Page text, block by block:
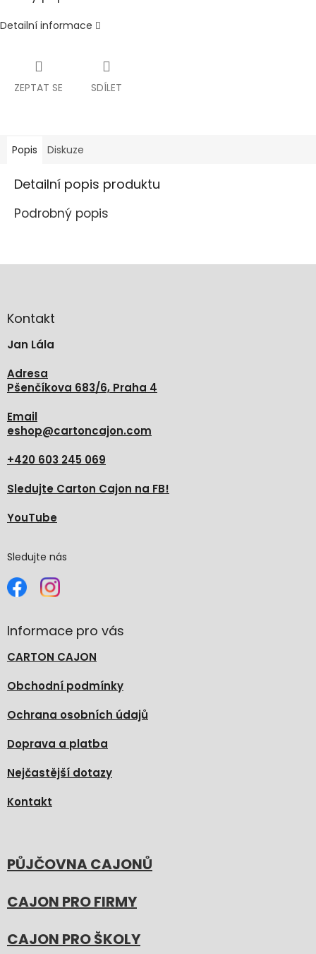
Detailní informace
ZEPTAT SE SDÍLET
Popis Diskuze
Detailní popis produktu
Podrobný popis
aKontakt
Jan Lála
Adresa
Pšenčíkova 683/6, Praha 4
Email
eshop@cartoncajon.com
+420 603 245 069
Sledujte Carton Cajon na FB!
YouTube
Sledujte nás
Informace pro vás
CARTON CAJON
Obchodní podmínky
Ochrana osobních údajů
Doprava a platba
Nejčastější dotazy
Kontakt
PŮJČOVNA CAJONŮ
CAJON PRO FIRMY
CAJON PRO ŠKOLY